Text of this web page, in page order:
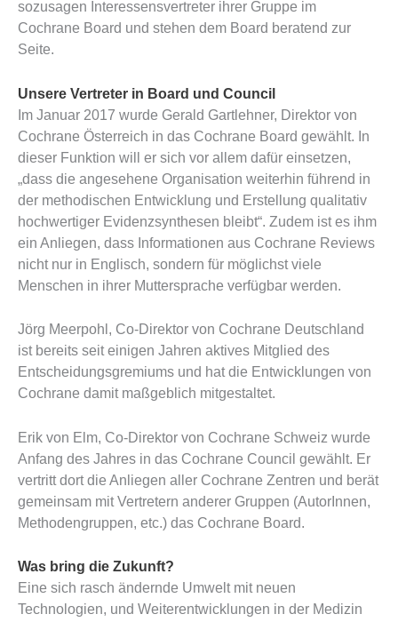
sozusagen Interessensvertreter ihrer Gruppe im
Cochrane Board und stehen dem Board beratend zur
Seite.
Unsere Vertreter in Board und Council
Im Januar 2017 wurde Gerald Gartlehner, Direktor von
Cochrane Österreich in das Cochrane Board gewählt. In
dieser Funktion will er sich vor allem dafür einsetzen,
„dass die angesehene Organisation weiterhin führend in
der methodischen Entwicklung und Erstellung qualitativ
hochwertiger Evidenzsynthesen bleibt“. Zudem ist es ihm
ein Anliegen, dass Informationen aus Cochrane Reviews
nicht nur in Englisch, sondern für möglichst viele
Menschen in ihrer Muttersprache verfügbar werden.
Jörg Meerpohl, Co-Direktor von Cochrane Deutschland
ist bereits seit einigen Jahren aktives Mitglied des
Entscheidungsgremiums und hat die Entwicklungen von
Cochrane damit maßgeblich mitgestaltet.
Erik von Elm, Co-Direktor von Cochrane Schweiz wurde
Anfang des Jahres in das Cochrane Council gewählt. Er
vertritt dort die Anliegen aller Cochrane Zentren und berät
gemeinsam mit Vertretern anderer Gruppen (AutorInnen,
Methodengruppen, etc.) das Cochrane Board.
Was bring die Zukunft?
Eine sich rasch ändernde Umwelt mit neuen
Technologien, und Weiterentwicklungen in der Medizin